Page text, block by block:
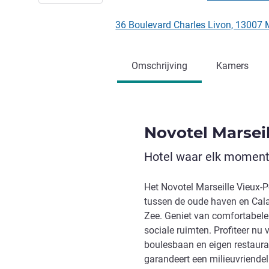
36 Boulevard Charles Livon, 13007
Omschrijving Kamers
Novotel
Hotel waar elk
Het Novotel Marseille Vieux-
tussen de oude haven en
Zee. Geniet van
sociale ruimten. Profiteer nu
boulesbaan en eigen
garandeert een